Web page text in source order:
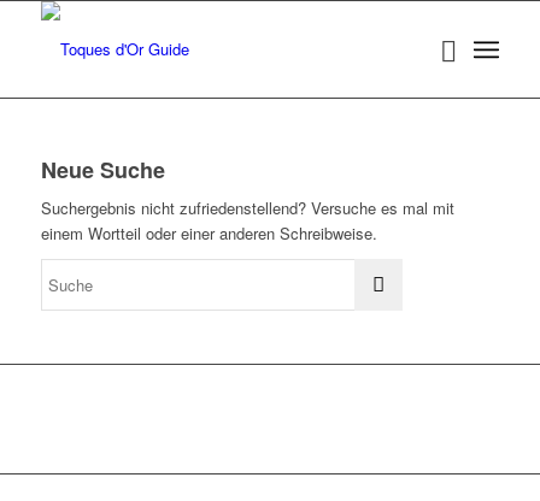
Neue Suche
Suchergebnis nicht zufriedenstellend? Versuche es mal mit
einem Wortteil oder einer anderen Schreibweise.